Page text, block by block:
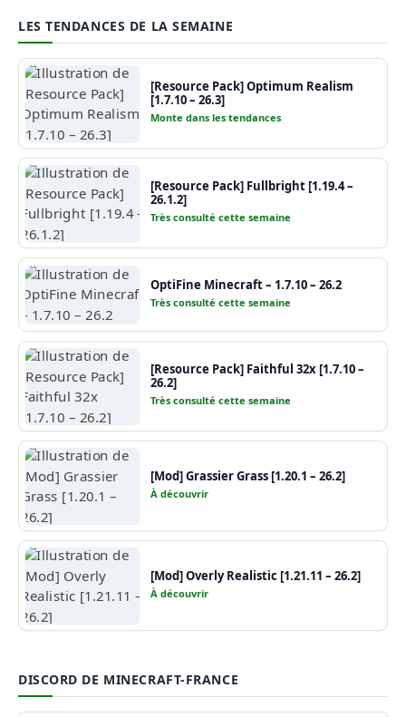
LES TENDANCES DE LA SEMAINE
[Resource Pack] Optimum Realism
[1.7.10 – 26.3]
Monte dans les tendances
[Resource Pack] Fullbright [1.19.4 –
26.1.2]
Très consulté cette semaine
OptiFine Minecraft – 1.7.10 – 26.2
Très consulté cette semaine
[Resource Pack] Faithful 32x [1.7.10 –
26.2]
Très consulté cette semaine
[Mod] Grassier Grass [1.20.1 – 26.2]
À découvrir
[Mod] Overly Realistic [1.21.11 – 26.2]
À découvrir
DISCORD DE MINECRAFT-FRANCE